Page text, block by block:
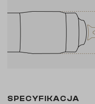
SPECYFIKACJA